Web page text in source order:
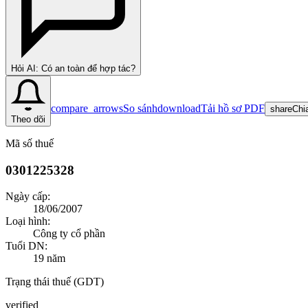
Hỏi AI: Có an toàn để hợp tác?
Theo dõi
compare_arrowsSo sánhdownloadTải hồ sơ PDF share
Mã số thuế
0301225328
Ngày cấp:
18/06/2007
Loại hình:
Công ty cổ phần
Tuổi DN:
19 năm
Trạng thái thuế (GDT)
verified